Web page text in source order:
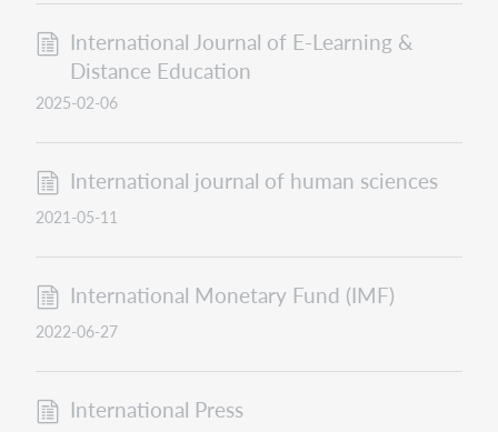
International Journal of E-Learning &
Distance Education
2025-02-06
International journal of human sciences
2021-05-11
International Monetary Fund (IMF)
2022-06-27
International Press